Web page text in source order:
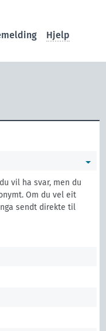
Hjelp
vil ha svar, men du
Om du vel eit
sendt direkte til